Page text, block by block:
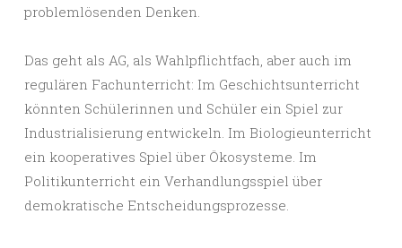
problemlösenden Denken.
Das geht als AG, als Wahlpflichtfach, aber auch im
regulären Fachunterricht: Im Geschichtsunterricht
könnten Schülerinnen und Schüler ein Spiel zur
Industrialisierung entwickeln. Im Biologieunterricht
ein kooperatives Spiel über Ökosysteme. Im
Politikunterricht ein Verhandlungsspiel über
demokratische Entscheidungsprozesse.